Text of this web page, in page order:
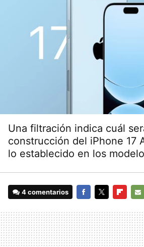
Una filtración indica cuál
construcción del iPhone 17
lo establecido en los
4 comentarios